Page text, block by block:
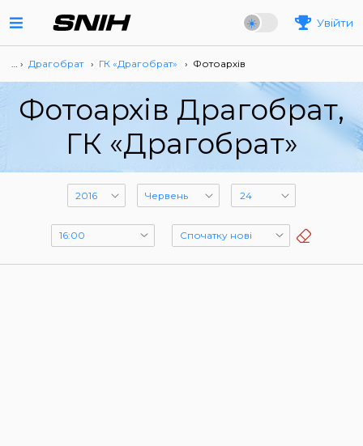
Увійти
… › Драгобрат › ГК «Драгобрат» › Фотоархів
Фотоархів Драгобрат,
ГК «Драгобрат»